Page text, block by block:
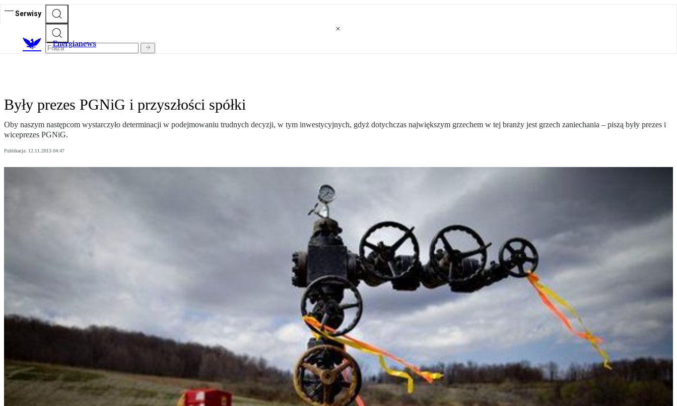
Serwisy
Energianews
Były prezes PGNiG i przyszłości spółki
Oby naszym następcom wystarczyło determinacji w podejmowaniu trudnych decyzji, w tym inwestycyjnych, gdyż dotychczas największym grzechem w tej branży jest grzech zaniechania – piszą były prezes i
wiceprezes PGNiG.
Publikacja: 12.11.2013 04:47